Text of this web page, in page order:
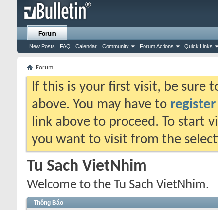
Forum
New Posts FAQ Calendar Community Forum Actions Quick Links
Forum
If this is your first visit, be sure
above. You may have to register
link above to proceed. To start
you want to visit from the
Tu Sach VietNhim
Welcome to the Tu Sach VietNhim.
Thông Báo